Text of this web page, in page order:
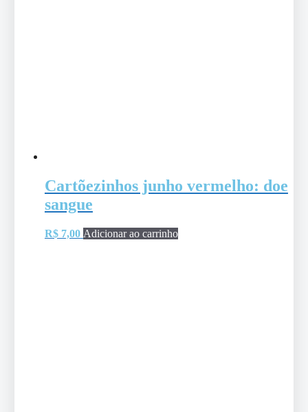
Cartõezinhos junho vermelho: doe
sangue
R$7,00 Adicionar ao carrinho